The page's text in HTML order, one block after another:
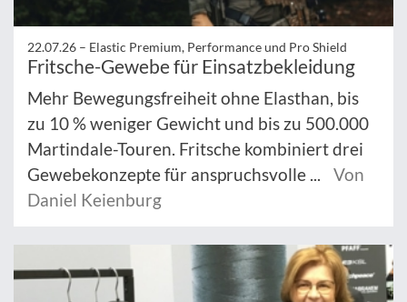
22.07.26 – Elastic Premium, Performance und Pro Shield
Fritsche-Gewebe für Einsatzbekleidung
Mehr Bewegungsfreiheit ohne Elasthan, bis
zu 10 % weniger Gewicht und bis zu 500.000
Martindale-Touren. Fritsche kombiniert drei
Gewebekonzepte für anspruchsvolle ...
Von
Daniel Keienburg